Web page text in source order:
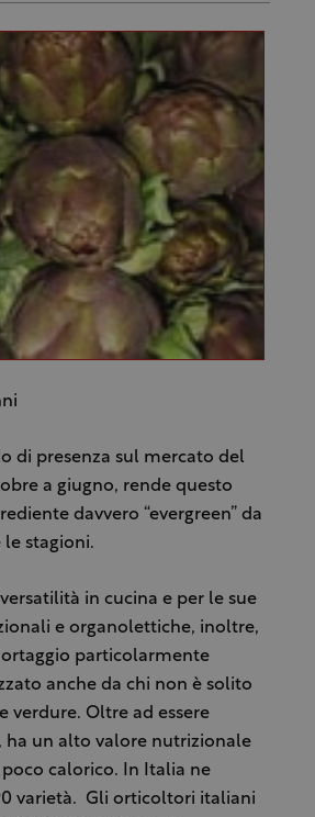
di presenza sul mercato del
a giugno, rende questo
davvero “evergreen” da
stagioni.
in cucina e per le sue
e organolettiche, inoltre,
particolarmente
anche da chi non è solito
verdure. Oltre ad essere
ha un alto valore nutrizionale
calorico. In Italia ne
varietà. Gli orticoltori italiani